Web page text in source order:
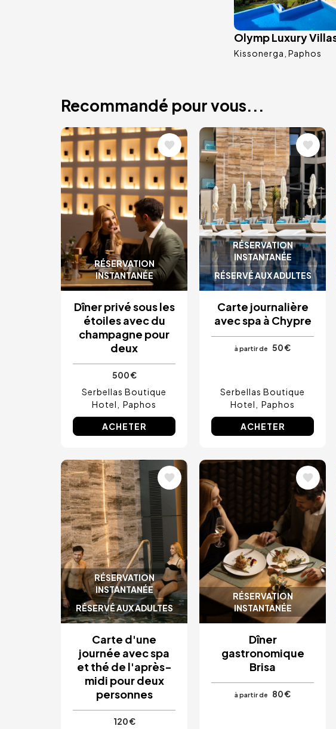
Olymp Luxury
Kissonerga Paphos
Recommandé pour vous...
RÉSERVATION
INSTANTANÉE
Image
Dîner privé sous les
étoiles avec du
champagne pour
deux
500 €
Serbellas Boutique
Hotel
Paphos
ACHETER
RÉSERVATION
INSTANTANÉE
RÉSERVÉ AUX ADULTES
Image
Carte journalière
avec spa à Chypre
à partir de 50 €
Serbellas Boutique
Hotel
Paphos
ACHETER
RÉSERVATION
INSTANTANÉE
RÉSERVÉ AUX ADULTES
Image
Carte d'une
journée avec spa
et thé de l'après-
midi pour deux
personnes
120 €
RÉSERVATION
INSTANTANÉE
Image
Dîner
gastronomique
Brisa
à partir de 80 €